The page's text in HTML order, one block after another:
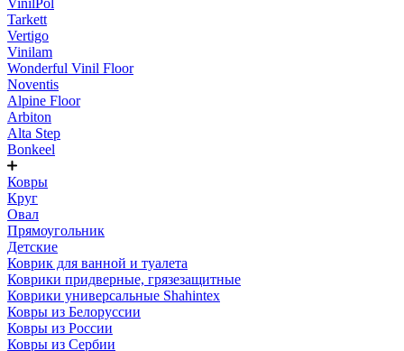
VinilPol
Tarkett
Vertigo
Vinilam
Wonderful Vinil Floor
Noventis
Alpine Floor
Arbiton
Alta Step
Bonkeel
Ковры
Круг
Овал
Прямоугольник
Детские
Коврик для ванной и туалета
Коврики придверные, грязезащитные
Коврики универсальные Shahintex
Ковры из Белоруссии
Ковры из России
Ковры из Сербии